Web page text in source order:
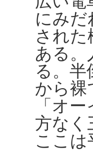
にみだ
された
ある。
る。半
から裸
「オ
方なく
ここ